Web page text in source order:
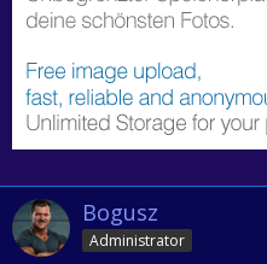
Bogusz
Administrator